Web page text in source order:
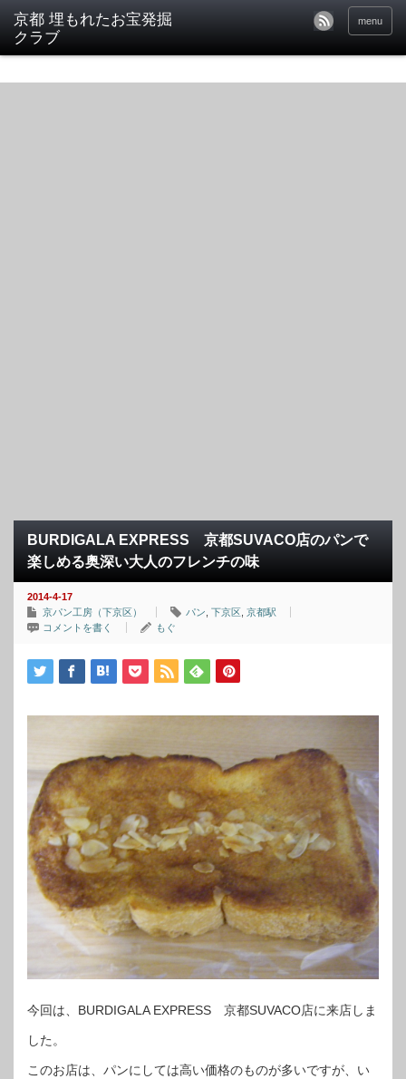
京都 埋もれたお宝発掘
クラブ
menu
BURDIGALA EXPRESS 京都SUVACO店のパンで
楽しめる奥深い大人のフレンチの味
2014-4-17
京パン工房（下京区）
パン 下京区 京都駅
コメントを書く
もぐ
今回は、BURDIGALA EXPRESS 京都SUVACO店に来店しま
した。
このお店は、パンにしては高い価格のものが多いですが、い